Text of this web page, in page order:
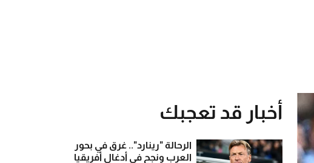
أخبار قد تعجبك
الرحالة "رينارد".. غرق في بحور
العرب ونجح في أدغال أفريقيا